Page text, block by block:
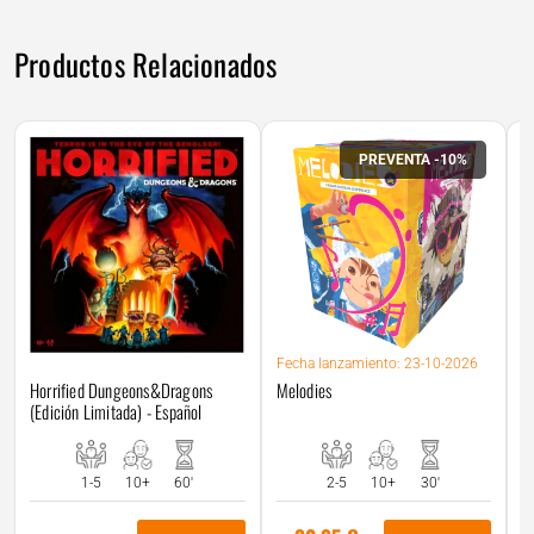
Productos Relacionados
Horrified Dungeons&Dragons
(Edición Limitada) - Español
1-5 10+ 60'
PREVENTA -10%
Fecha lanzamiento: 23-10-2026
Melodies
2-5 10+ 30'